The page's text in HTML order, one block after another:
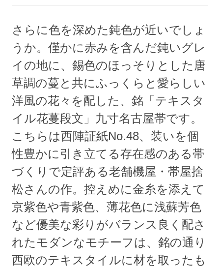
さらに色を深めた鈍色が近いでしょ
うか。僅かに赤みを含んだ鈍いグレ
イの地に、錫色のほっそりとした唐
草調の蔓と共にふっくらと愛らしい
洋風の花々を配した、銘「テキスタ
イル花蔓段文」九寸名古屋帯です。
こちらは西陣証紙No.48、装いを個
性豊かに引き立てる存在感のある帯
づくりで定評ある老舗機屋・帯屋捨
松さんの作。控えめに金糸を添えて
京紫色や青紫色、薄花色に浅蘇芳色
など優美な彩りがバランス良く配さ
れたモダンなモチーフは、銘の通り
西欧のテキスタイルに材を取ったも